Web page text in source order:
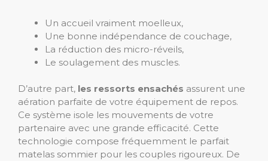
Un accueil vraiment moelleux,
Une bonne indépendance de couchage,
La réduction des micro-réveils,
Le soulagement des muscles.
D’autre part, les ressorts ensachés assurent une
aération parfaite de votre équipement de repos.
Ce système isole les mouvements de votre
partenaire avec une grande efficacité. Cette
technologie compose fréquemment le parfait
matelas sommier pour les couples rigoureux. De